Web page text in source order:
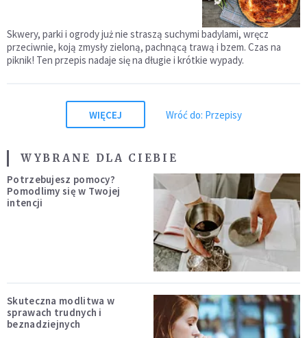
Skwery, parki i ogrody już nie straszą suchymi badylami, wręcz
przeciwnie, koją zmysły zieloną, pachnącą trawą i bzem. Czas na
piknik! Ten przepis nadaje się na długie i krótkie wypady.
WIĘCEJ Wróć do: Przepisy
WYBRANE DLA CIEBIE
Potrzebujesz pomocy?
Pomodlimy się w Twojej
intencji
Skuteczna modlitwa w
sprawach trudnych i
beznadziejnych